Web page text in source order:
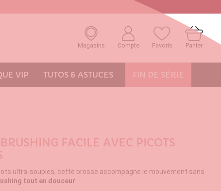
Magasins Compte Favoris Panier
VIP TUTOS & ASTUCES FIN DE SÉRIE
FACILE AVEC PICOTS
ultra-souples, cette brosse accompagne le mouvement sans
tout en douceur.